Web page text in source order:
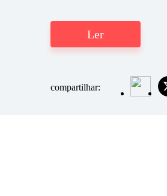
Ler
compartilhar: